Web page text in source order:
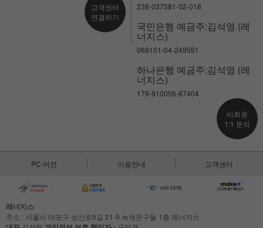
고객센터
연결하기
238-037581-02-018
국민은행 예금주:김석영 (레
너지스)
069101-04-249591
하나은행 예금주:김석영 (레
너지스)
179-910056-87404
비회원
1:1 문의
PC 버전 이용안내 고객센터
레너지스
주소 : 서울시 마포구 성산로6길 21-9 녹색친구들 1층 레너지스